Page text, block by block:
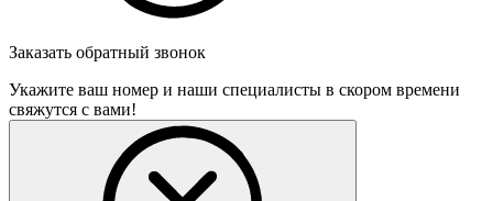
Заказать обратный звонок
Укажите ваш номер и наши специалисты в скором времени
свяжутся с вами!